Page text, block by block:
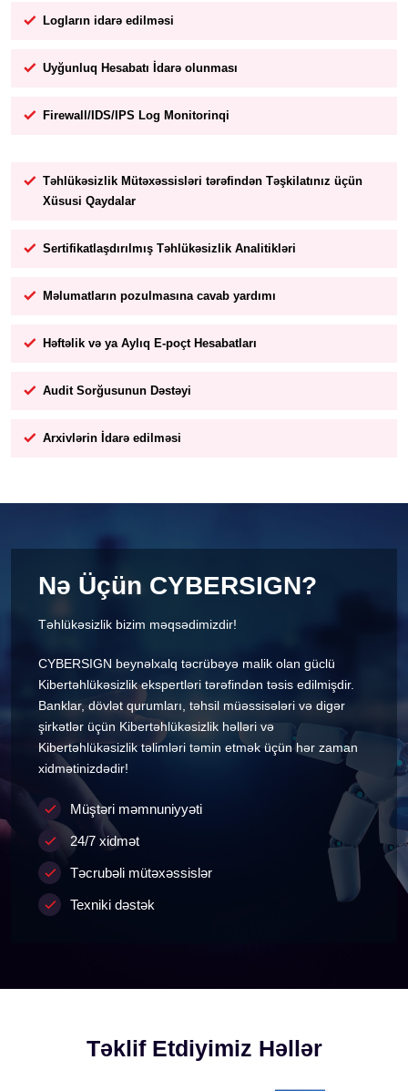
Logların idarə edilməsi
Uyğunluq Hesabatı İdarə olunması
Firewall/IDS/IPS Log Monitorinqi
Təhlükəsizlik Mütəxəssisləri tərəfindən Təşkilatınız üçün
Xüsusi Qaydalar
Sertifikatlaşdırılmış Təhlükəsizlik Analitikləri
Məlumatların pozulmasına cavab yardımı
Həftəlik və ya Aylıq E-poçt Hesabatları
Audit Sorğusunun Dəstəyi
Arxivlərin İdarə edilməsi
Nə Üçün CYBERSIGN?
Təhlükəsizlik bizim məqsədimizdir!
CYBERSIGN beynəlxalq təcrübəyə malik olan güclü
Kibertəhlükəsizlik ekspertləri tərəfindən təsis edilmişdir.
Banklar, dövlət qurumları, təhsil müəssisələri və digər
şirkətlər üçün Kibertəhlükəsizlik həlləri və
Kibertəhlükəsizlik təlimləri təmin etmək üçün hər zaman
xidmətinizdədir!
Müştəri məmnuniyyəti
24/7 xidmət
Təcrubəli mütəxəssislər
Texniki dəstək
Təklif Etdiyimiz Həllər